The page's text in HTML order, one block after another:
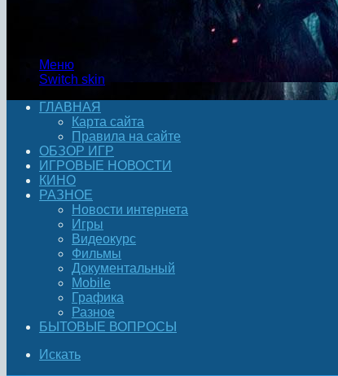
Меню
Switch skin
ГЛАВНАЯ
Карта сайта
Правила на сайте
ОБЗОР ИГР
ИГРОВЫЕ НОВОСТИ
КИНО
РАЗНОЕ
Новости интернета
Игры
Видеокурс
Фильмы
Документальный
Mobile
Графика
Разное
БЫТОВЫЕ ВОПРОСЫ
Искать